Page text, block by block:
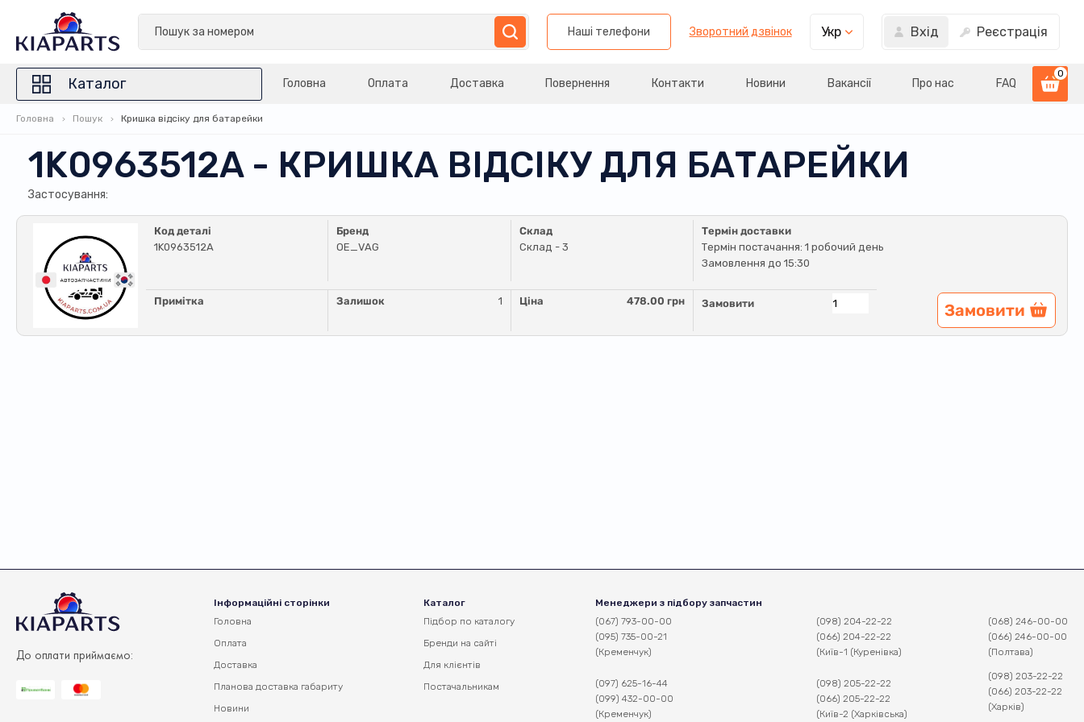
Наші телефони Зворотний дзвінок Укр Вхід Реєстрація
Каталог Головна Оплата Доставка Повернення Контакти Новини Вакансії Про нас FAQ
0
Головна Пошук Кришка вiдсiку для батарейки
1K0963512A - КРИШКА ВIДСIКУ ДЛЯ БАТАРЕЙКИ
Застосування:
Код деталі
1K0963512A
Бренд
OE_VAG
Склад
Склад - 3
Термін доставки
Термін постачання: 1 робочий день
Замовлення до 15:30
Примітка Залишок 1 Ціна 478.00 грн Замовити Замовити
До оплати приймаємо:
Інформаційні сторінки
Головна
Оплата
Доставка
Планова доставка габариту
Новини
Каталог
Підбор по каталогу
Бренди на сайті
Для клієнтів
Постачальникам
Менеджери з підбору запчастин
(067) 793-00-00
(095) 735-00-21
(Кременчук)
(097) 625-16-44
(099) 432-00-00
(Кременчук)
(098) 204-22-22
(066) 204-22-22
(Київ-1 (Куренівка)
(098) 205-22-22
(066) 205-22-22
(Київ-2 (Харківська)
(068) 246-00-00
(066) 246-00-00
(Полтава)
(098) 203-22-22
(066) 203-22-22
(Харків)